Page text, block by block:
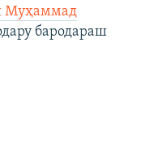
Муҳаммад
бародараш